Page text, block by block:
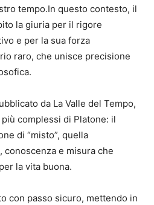
tempo.In questo contesto, il
la giuria per il rigore
e per la sua forza
raro, che unisce precisione
da La Valle del Tempo,
complessi di Platone: il
di “misto”, quella
e misura che
la vita buona.
con passo sicuro, mettendo in